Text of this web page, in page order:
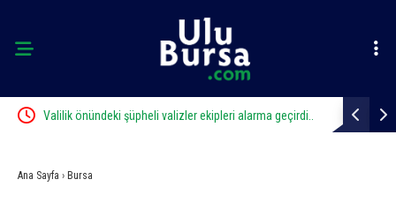
Valilik önündeki şüpheli valizler ekipleri alarma geçirdi.. Nilüfer’e 7
Ana Sayfa › Bursa